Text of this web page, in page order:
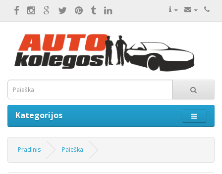
Kategorijos
Pradinis Paieška